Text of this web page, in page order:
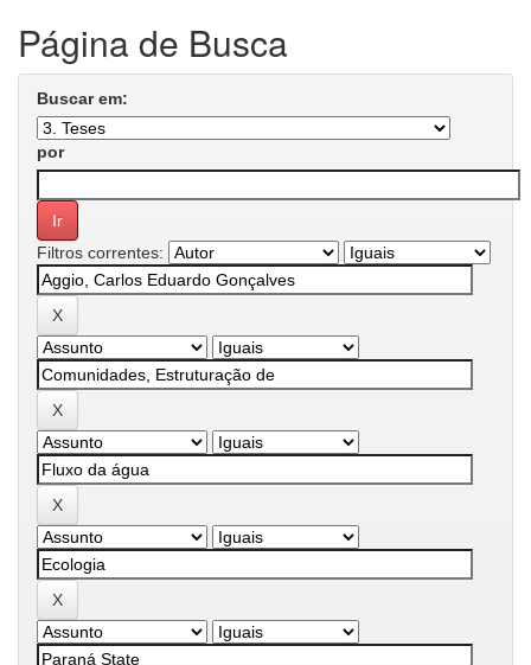
Página de Busca
Buscar em:
por
Filtros correntes: